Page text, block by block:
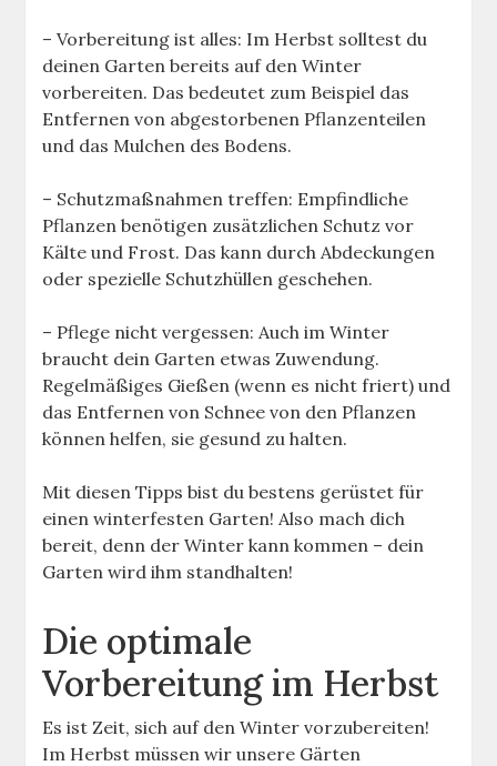
– Vorbereitung ist alles: Im Herbst solltest du
deinen Garten bereits auf den Winter
vorbereiten. Das bedeutet zum Beispiel das
Entfernen von abgestorbenen Pflanzenteilen
und das Mulchen des Bodens.
– Schutzmaßnahmen treffen: Empfindliche
Pflanzen benötigen zusätzlichen Schutz vor
Kälte und Frost. Das kann durch Abdeckungen
oder spezielle Schutzhüllen geschehen.
– Pflege nicht vergessen: Auch im Winter
braucht dein Garten etwas Zuwendung.
Regelmäßiges Gießen (wenn es nicht friert) und
das Entfernen von Schnee von den Pflanzen
können helfen, sie gesund zu halten.
Mit diesen Tipps bist du bestens gerüstet für
einen winterfesten Garten! Also mach dich
bereit, denn der Winter kann kommen – dein
Garten wird ihm standhalten!
Die optimale
Vorbereitung im Herbst
Es ist Zeit, sich auf den Winter vorzubereiten!
Im Herbst müssen wir unsere Gärten